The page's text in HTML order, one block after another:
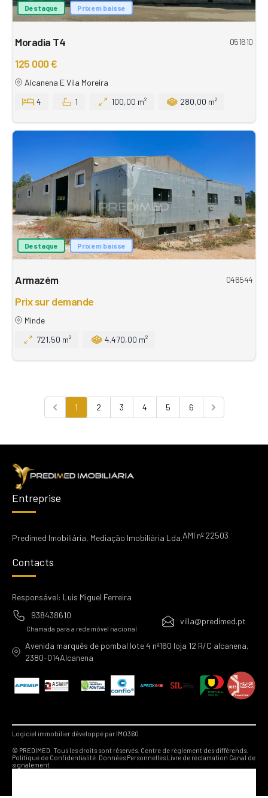
Destaque Prix em baisse
Moradia T4 051610
125 000 €
Alcanena E Vila Moreira
4
1 100,00 m² 280,00 m²
Destaque Prix em baisse
Armazém 046544
Prix sur demande
Minde
721,50 m²
4.470,00 m²
Previous
1 2 3 4 5 6
Next
Entreprise
Predimed Imobiliária, Mediação Imobiliária Lda.AMI nº 22503
Contacts
Responsável: Luis Miguel Ferreira
938438610
Chamada para a rede móvel nacional
villa@predimed.pt
Avenida marquês de pombal lote 4 nº160 loja 12 R/C alcanena,
2380-014Alcanena
Logiciel immobilier développé par IMO360
© PREDIMED. Tous les droits sont réservés. Centre de règlement des différends.
Politique de Confidentialité. Données PersonnellesLivre de réclamation Canal de
signalement